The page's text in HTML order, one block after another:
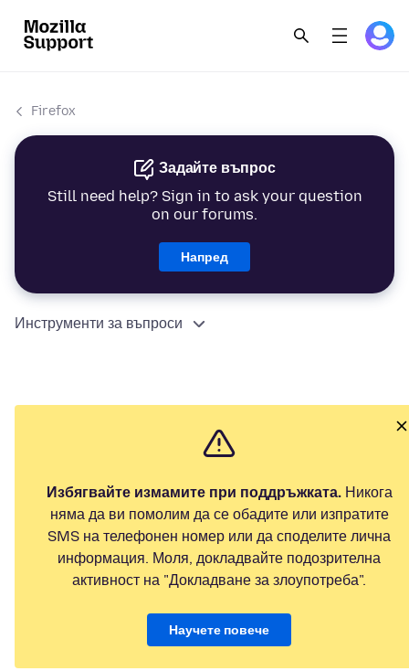
Firefox
Задайте въпрос
Still need help? Sign in to ask your question
on our forums.
Напред
Инструменти за въпроси
Избягвайте измамите при поддръжката.Никога
няма да ви помолим да се обадите или изпратите
SMS на телефонен номер или да споделите лична
информация. Моля, докладвайте подозрителна
активност на "Докладване за злоупотреба".
Научете повече